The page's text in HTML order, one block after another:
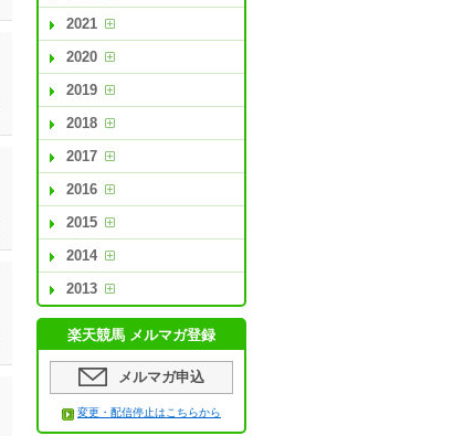
2021
2020
2019
2018
2017
2016
2015
2014
2013
楽天競馬 メルマガ登録
メルマガ申込
変更・配信停止はこちらから